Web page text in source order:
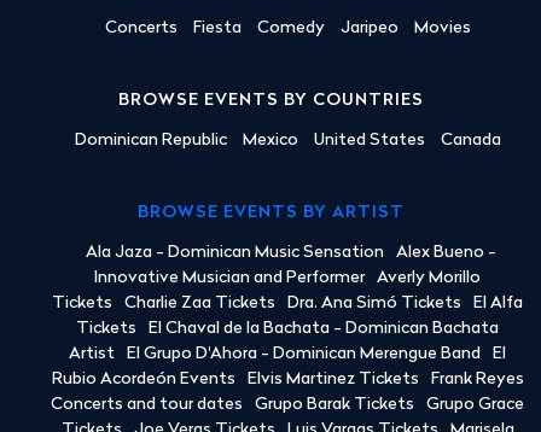
Concerts Fiesta Comedy Jaripeo Movies
BROWSE EVENTS BY COUNTRIES
Dominican Republic Mexico United States Canada
BROWSE EVENTS BY ARTIST
Ala Jaza - Dominican Music Sensation
Alex Bueno -
Innovative Musician and Performer
Averly Morillo
Tickets
Charlie Zaa Tickets Dra. Ana Simó Tickets
El Alfa
Tickets
El Chaval de la Bachata - Dominican Bachata
Artist
El Grupo D'Ahora - Dominican Merengue Band
El
Rubio Acordeón Events
Elvis Martinez Tickets
Frank Reyes
Concerts and tour dates
Grupo Barak Tickets
Grupo Grace